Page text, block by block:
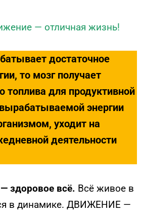
— отличная жизнь!
достаточное
то мозг получает
топлива для продуктивной
энергии
уходит на
деятельности
здоровое всё. Всё живое в
в динамике. ДВИЖЕНИЕ —